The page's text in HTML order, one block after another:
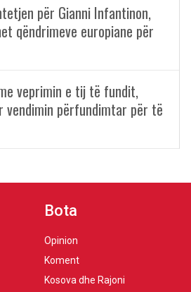
për Gianni Infantinon,
qëndrimeve europiane për
veprimin e tij të fundit,
vendimin përfundimtar për të
Bota
Opinion
Koment
Kosova dhe Rajoni